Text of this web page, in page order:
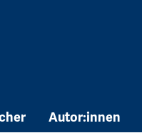
Autor:innen